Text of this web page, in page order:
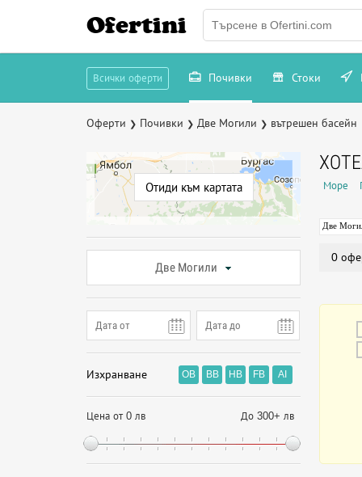
Ofertini
Всички оферти Почивки Стоки
Оферти ❯ Почивки ❯ Две Могили ❯ вътрешен басейн
Отиди към картата
Две Могили
Изхранване OB BB HB FB AI
Цена от 0 лв До 300+ лв
Море
Две
0